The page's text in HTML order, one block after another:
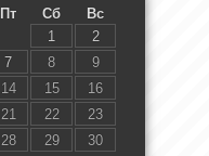
Пт Сб
Вс
1
2
7 8
9
14 15
16
21 22
23
28 29
30